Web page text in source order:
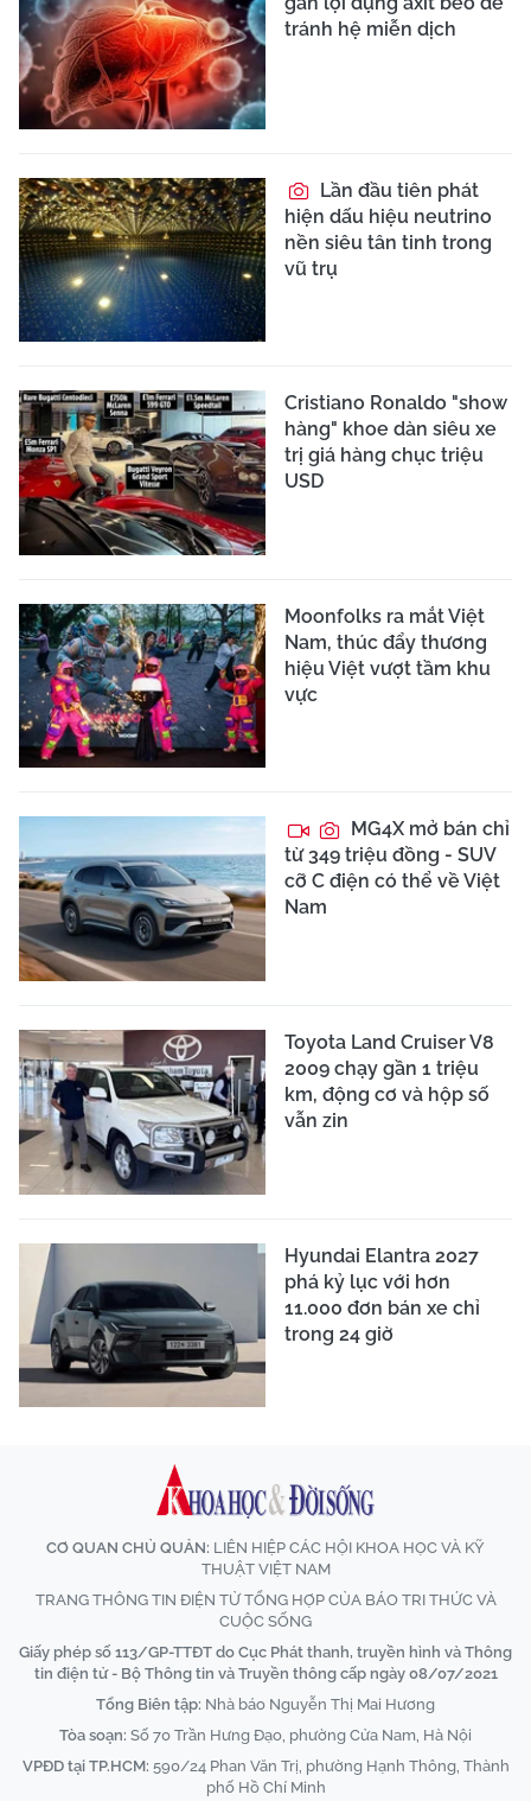
tránh hệ miễn dịch
Lần đầu tiên phát
hiện dấu hiệu neutrino
nền siêu tân tinh trong
vũ trụ
Cristiano Ronaldo "show
hàng" khoe dàn siêu xe
trị giá hàng chục triệu
USD
Moonfolks ra mắt Việt
Nam, thúc đẩy thương
hiệu Việt vượt tầm khu
vực
MG4X mở bán chỉ
từ 349 triệu đồng - SUV
cỡ C điện có thể về Việt
Nam
Toyota Land Cruiser V8
2009 chạy gần 1 triệu
km, động cơ và hộp số
vẫn zin
Hyundai Elantra 2027
phá kỷ lục với hơn
11.000 đơn bán xe chỉ
trong 24 giờ
CƠ QUAN CHỦ QUẢN: LIÊN HIỆP CÁC HỘI KHOA HỌC VÀ KỸ
THUẬT VIỆT NAM
TRANG THÔNG TIN ĐIỆN TỬ TỔNG HỢP CỦA BÁO TRI THỨC VÀ
CUỘC SỐNG
Giấy phép số 113/GP-TTĐT do Cục Phát thanh, truyền hình và Thông
tin điện tử - Bộ Thông tin và Truyền thông cấp ngày 08/07/2021
Tổng Biên tập: Nhà báo Nguyễn Thị Mai Hương
Tòa soạn: Số 70 Trần Hưng Đạo, phường Cửa Nam, Hà Nội
VPĐD tại TP.HCM: 590/24 Phan Văn Trị, phường Hạnh Thông, Thành
phố Hồ Chí Minh